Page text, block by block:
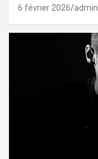
6 février 2026 admin